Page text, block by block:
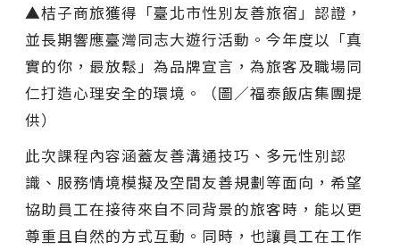
▲桔子商旅獲得「臺北市性別友善旅宿」認證，
並長期響應臺灣同志大遊行活動。今年度以「真
實的你，最放鬆」為品牌宣言，為旅客及職場同
仁打造心理安全的環境。（圖／福泰飯店集團提
供）
此次課程內容涵蓋友善溝通技巧、多元性別認
識、服務情境模擬及空間友善規劃等面向，希望
協助員工在接待來自不同背景的旅客時，能以更
尊重且自然的方式互動。同時，也讓員工在工作